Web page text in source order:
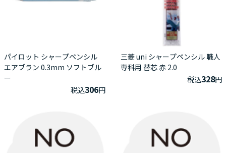
パイロット シャープペンシル
エアブラン 0.3mm ソフトブル
ー
税込306円
三菱 uni シャープペンシル 職人
専科用 替芯 赤 2.0
税込328円